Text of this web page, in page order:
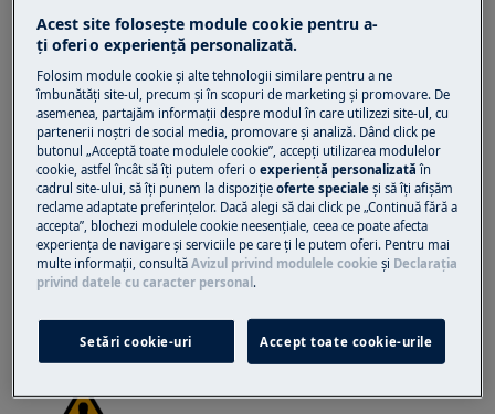
ATENȚIE!RISC DE LEZIUNI OCULARE
Purtați ochelari de protecție dacă efectuați
arcuri.
Acest site folosește module cookie pentru a-
ţi oferi o experienţă personalizată.
Folosim module cookie și alte tehnologii similare pentru a ne
îmbunătăţi site-ul, precum și în scopuri de marketing și promovare. De
asemenea, partajăm informaţii despre modul în care utilizezi site-ul, cu
partenerii noștri de social media, promovare și analiză. Dând click pe
butonul „Acceptă toate modulele cookie”, accepţi utilizarea modulelor
cookie, astfel încât să îţi putem oferi oexperienţă personalizată în
cadrul site-ului, să îţi punem la dispoziţieoferte speciale și să îţi afișăm
reclame adaptate preferinţelor. Dacă alegi să dai click pe „Continuă fără a
accepta”, blochezi modulele cookie neesenţiale, ceea ce poate afecta
experienţa de navigare și serviciile pe care ţi le putem oferi. Pentru mai
multe informaţii, consultăAvizul privind modulele cookie și Declaraţia
privind datele cu caracter personal .
Setări cookie-uri Accept toate cookie-urile